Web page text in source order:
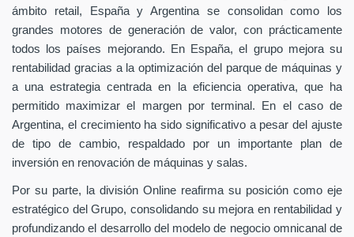
ámbito retail, España y Argentina se consolidan como los
grandes motores de generación de valor, con prácticamente
todos los países mejorando. En España, el grupo mejora su
rentabilidad gracias a la optimización del parque de máquinas y
a una estrategia centrada en la eficiencia operativa, que ha
permitido maximizar el margen por terminal. En el caso de
Argentina, el crecimiento ha sido significativo a pesar del ajuste
de tipo de cambio, respaldado por un importante plan de
inversión en renovación de máquinas y salas.
Por su parte, la división Online reafirma su posición como eje
estratégico del Grupo, consolidando su mejora en rentabilidad y
profundizando el desarrollo del modelo de negocio omnicanal de